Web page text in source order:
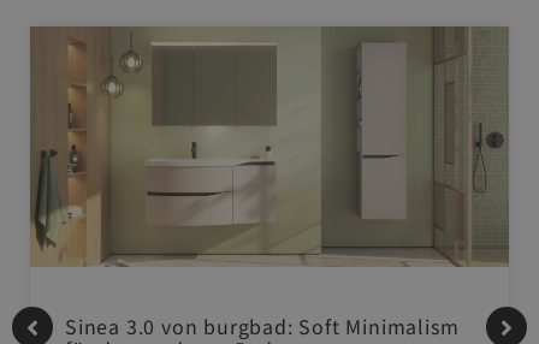
Sinea 3.0 von burgbad: Soft Minimalism